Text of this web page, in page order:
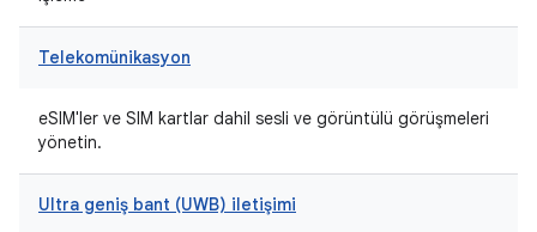
Telekomünikasyon
eSIM'ler ve SIM kartlar dahil sesli ve görüntülü görüşmeleri
yönetin.
Ultra geniş bant (UWB) iletişimi